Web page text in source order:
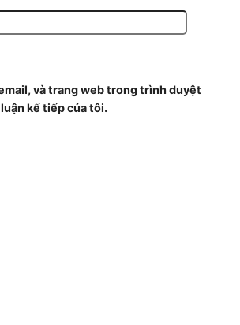
và trang web trong trình duyệt
kế tiếp của tôi.